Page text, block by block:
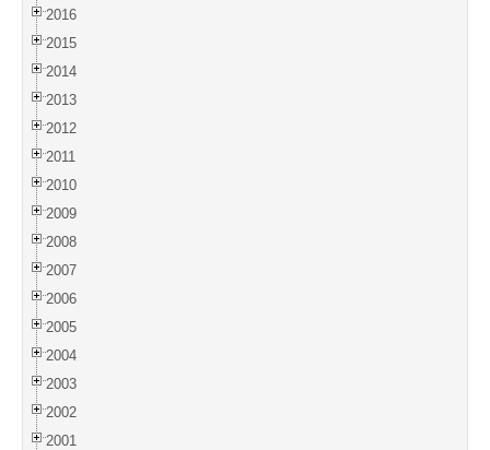
2016
2015
2014
2013
2012
2011
2010
2009
2008
2007
2006
2005
2004
2003
2002
2001